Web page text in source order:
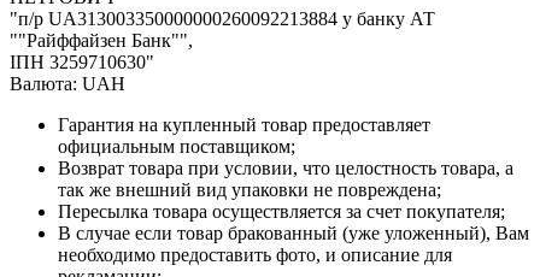
"п/р UA313003350000000260092213884 у банку АТ
""Райффайзен Банк"",
ІПН 3259710630"
Валюта: UAH
Гарантия на купленный товар предоставляет
официальным поставщиком;
Возврат товара при условии, что целостность товара, а
так же внешний вид упаковки не повреждена;
Пересылка товара осуществляется за счет покупателя;
В случае если товар бракованный (уже уложенный), Вам
необходимо предоставить фото, и описание для